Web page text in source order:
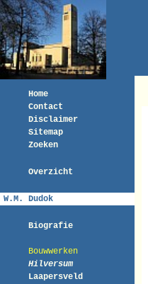
Home
Contact
Disclaimer
Sitemap
Zoeken
Overzicht
W.M. Dudok
Biografie
Bouwwerken
Hilversum
Laapersveld